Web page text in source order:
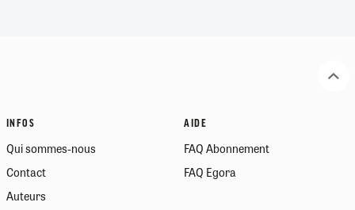
INFOS
Qui sommes-nous
Contact
Auteurs
AIDE
FAQ Abonnement
FAQ Egora